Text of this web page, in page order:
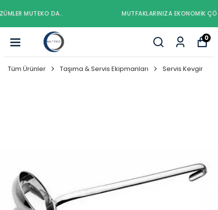
MUTFAKLARINIZA EKONOMIK ÇÖZÜMLER MUTEKO DA..
0
Tüm Ürünler Taşıma & Servis Ekipmanları Servis Kevgir